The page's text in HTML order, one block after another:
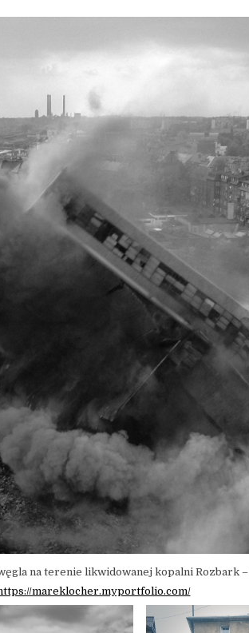
na terenie likwidowanej kopalni Rozbark
mareklocher.myportfolio.com/